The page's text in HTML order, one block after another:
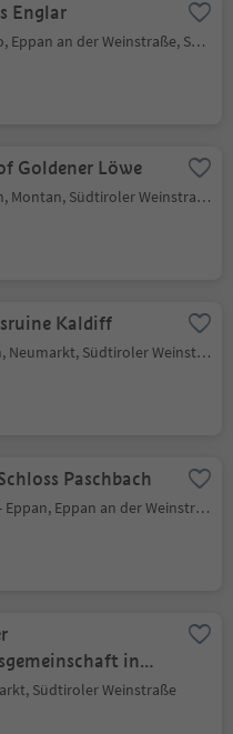
Englar
Pigeno, Eppan an der Weinstraße, Südtiroler Weinstraße
Goldener Löwe
Pinzon, Montan, Südtiroler Weinstraße
Kaldiff
Mazon, Neumarkt, Südtiroler Weinstraße
Paschbach
Gand - Eppan, Eppan an der Weinstraße, Südtiroler Weinstraße
in
Südtiroler Weinstraße